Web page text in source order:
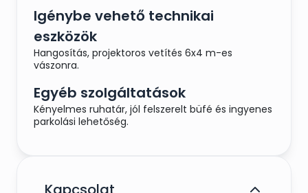
Igénybe vehető technikai
eszközök
Hangosítás, projektoros vetítés 6x4 m-es
vászonra.
Egyéb szolgáltatások
Kényelmes ruhatár, jól felszerelt büfé és ingyenes
parkolási lehetőség.